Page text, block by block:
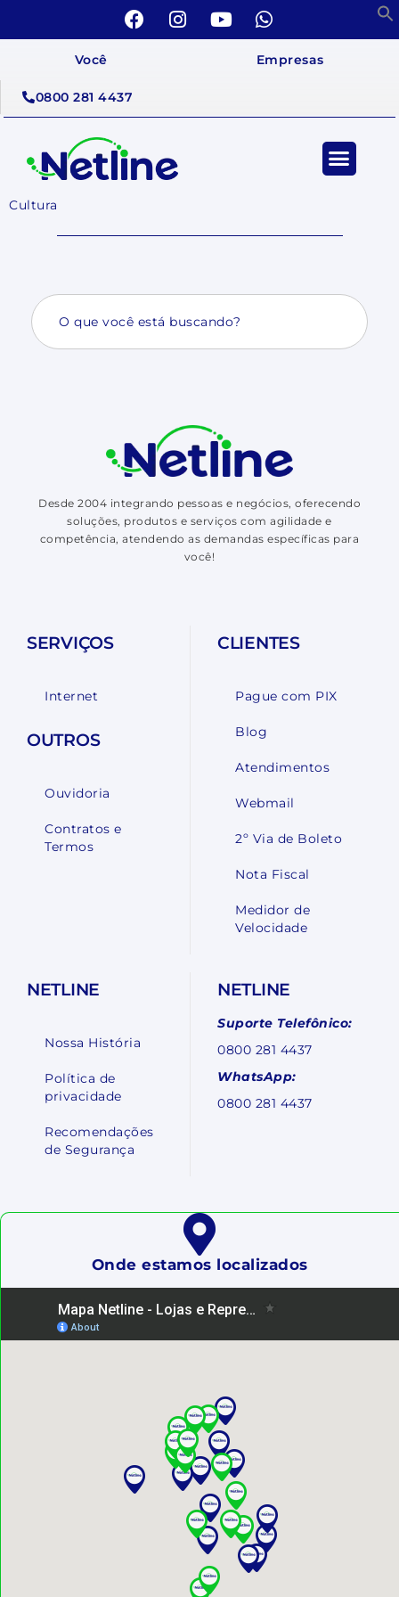
Você Empresas
0800 281 4437
Cultura
Search
for:
Desde 2004 integrando pessoas e negócios, oferecendo
soluções, produtos e serviços com agilidade e
competência, atendendo as demandas específicas para
você!
SERVIÇOS
Internet
OUTROS
Ouvidoria
Contratos e
Termos
CLIENTES
Pague com PIX
Blog
Atendimentos
Webmail
2º Via de Boleto
Nota Fiscal
Medidor de
Velocidade
NETLINE
Nossa História
Política de
privacidade
Recomendações
de Segurança
NETLINE
Suporte Telefônico:
0800 281 4437
WhatsApp:
0800 281 4437
Onde estamos localizados